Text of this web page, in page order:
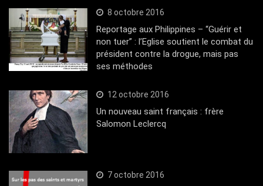
8 octobre 2016
Reportage aux Philippines – “Guérir et
non tuer” : l’Eglise soutient le combat du
président contre la drogue, mais pas
ses méthodes
12 octobre 2016
Un nouveau saint français : frère
Salomon Leclercq
7 octobre 2016